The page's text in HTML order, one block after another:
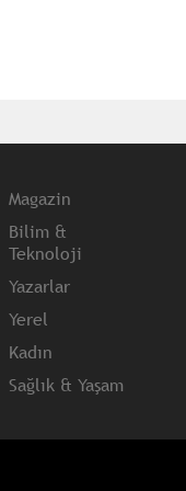
Magazin
Bilim &
Teknoloji
Yazarlar
Yerel
Kadın
Sağlık & Yaşam